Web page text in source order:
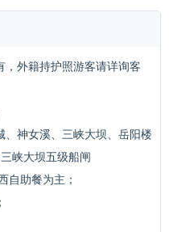
，外籍持护照游客请详询客
、神女溪、三峡大坝、岳阳楼
峡大坝五级船闸
自助餐为主；